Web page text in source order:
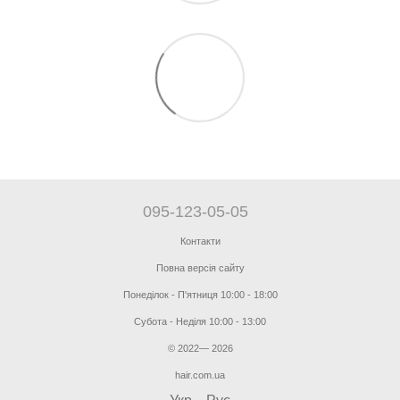
095-123-05-05
Контакти
Повна версія сайту
Понеділок - П'ятниця 10:00 - 18:00
Субота - Неділя 10:00 - 13:00
© 2022— 2026
hair.com.ua